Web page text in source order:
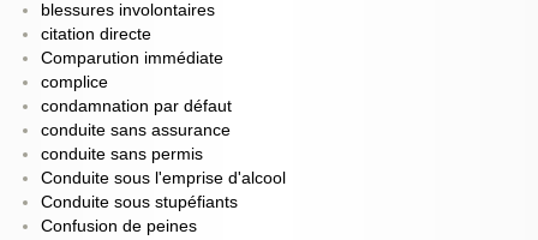
blessures involontaires
citation directe
Comparution immédiate
complice
condamnation par défaut
conduite sans assurance
conduite sans permis
Conduite sous l'emprise d'alcool
Conduite sous stupéfiants
Confusion de peines